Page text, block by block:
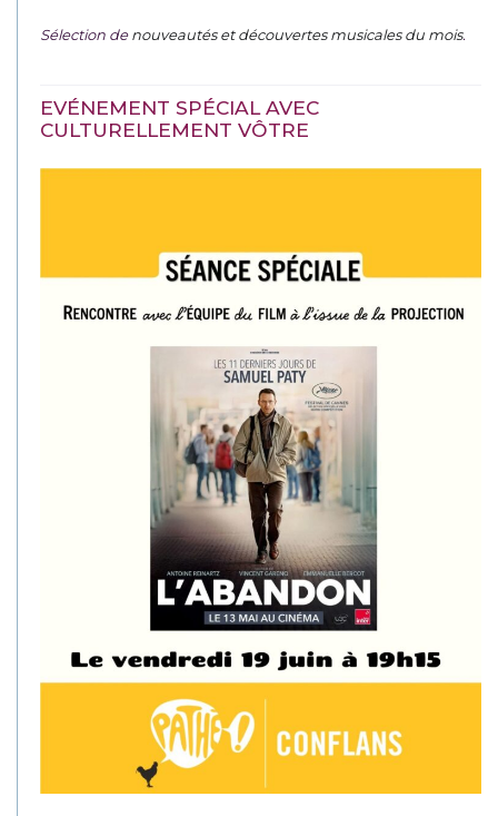
Sélection denouveautés et découvertes musicales du mois.
EVÉNEMENT SPÉCIAL AVEC
CULTURELLEMENT VÔTRE